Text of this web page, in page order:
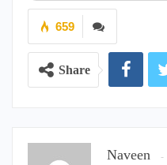
659
Share
Naveen